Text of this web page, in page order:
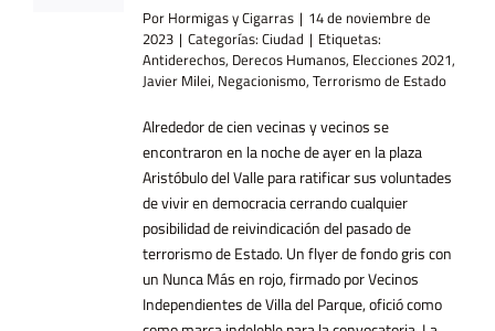
Por Hormigas y Cigarras | 14 de noviembre de
2023 | Categorías: Ciudad | Etiquetas:
Antiderechos, Derecos Humanos, Elecciones 2021,
Javier Milei, Negacionismo, Terrorismo de Estado
Alrededor de cien vecinas y vecinos se
encontraron en la noche de ayer en la plaza
Aristóbulo del Valle para ratificar sus voluntades
de vivir en democracia cerrando cualquier
posibilidad de reivindicación del pasado de
terrorismo de Estado. Un flyer de fondo gris con
un Nunca Más en rojo, firmado por Vecinos
Independientes de Villa del Parque, ofició como